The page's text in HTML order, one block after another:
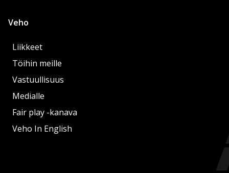
Veho
Liikkeet
Töihin meille
Vastuullisuus
Medialle
Fair play -kanava
Veho In English